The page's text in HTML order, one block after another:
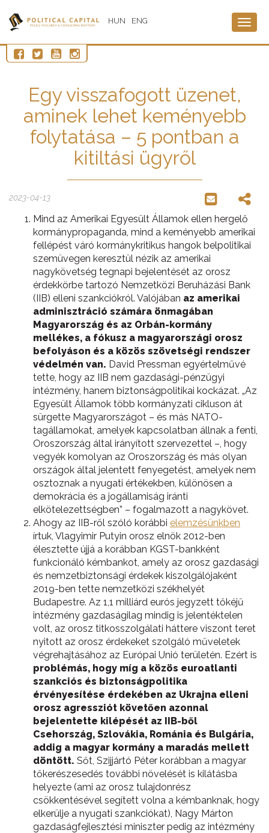
HUN ENG
Egy visszafogott üzenet,
aminek lehet keményebb
folytatása – 5 pontban a
kitiltási ügyről
2023-04-13
Mind az Amerikai Egyesült Államok ellen hergelő
kormánypropaganda, mind a keményebb amerikai
fellépést váró kormánykritikus hangok belpolitikai
szemüvegen keresztül nézik az amerikai
nagykövetség tegnapi bejelentését az orosz
érdekkörbe tartozó Nemzetközi Beruházási Bank
(IIB) elleni szankciókról. Valójában az amerikai
adminisztráció számára önmagában
Magyarország és az Orbán-kormány
mellékes, a fókusz a magyarországi orosz
befolyáson és a közös szövetségi rendszer
védelmén van. David Pressman egyértelművé
tette, hogy az IIB nem gazdasági-pénzügyi
intézmény, hanem biztonságpolitikai kockázat. „Az
Egyesült Államok több kormányzati cikluson át
sürgette Magyarországot – és más NATO-
tagállamokat, amelyek kapcsolatban állnak a fenti,
Oroszország által irányított szervezettel –, hogy
vegyék komolyan az Oroszország és más olyan
országok által jelentett fenyegetést, amelyek nem
osztoznak a nyugati értékekben, különösen a
demokrácia és a jogállamiság iránti
elkötelezettségben” – fogalmazott a nagykövet.
Ahogy az IIB-ről szóló korábbi elemzésünkben
írtuk, Vlagyimir Putyin orosz elnök 2012-ben
élesztette újjá a korábban KGST-bankként
funkcionáló kémbankot, amely az orosz gazdasági
és nemzetbiztonsági érdekek kiszolgálójaként
2019-ben tette nemzetközi székhelyét
Budapestre. Az 1,1 milliárd eurós jegyzett tőkéjű
intézmény gazdaságilag mindig is jelentéktelen
volt, az orosz titkosszolgálati háttere viszont teret
nyitott az orosz érdekeket szolgáló műveletek
végrehajtásához az Európai Unió területén. Ezért is
problémás, hogy míg a közös euroatlanti
szankciós és biztonságpolitika
érvényesítése érdekében az Ukrajna elleni
orosz agressziót követően azonnal
bejelentette kilépését az IIB-ből
Csehország, Szlovákia, Románia és Bulgária,
addig a magyar kormány a maradás mellett
döntött. Sőt, Szijjártó Péter korábban a magyar
tőkerészesedés további növelését is kilátásba
helyezte (ami az orosz tulajdonrész
csökkentésével segített volna a kémbanknak, hogy
elkerülje a nyugati szankciókat), Nagy Márton
gazdaságfejlesztési miniszter pedig az intézmény